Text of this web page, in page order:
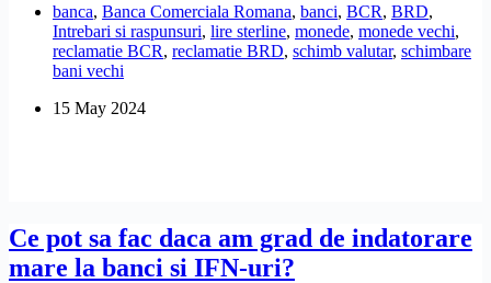
schimba
monezile
in
banca, Banca Comerciala Romana, banci, BCR, BRD,
Intrebari si raspunsuri, lire sterline, monede, monede vechi,
reclamatie BCR, reclamatie BRD, schimb valutar, schimbare
bani vechi
15 May 2024
Ce pot sa fac daca am grad de indatorare
mare la banci si IFN-uri?